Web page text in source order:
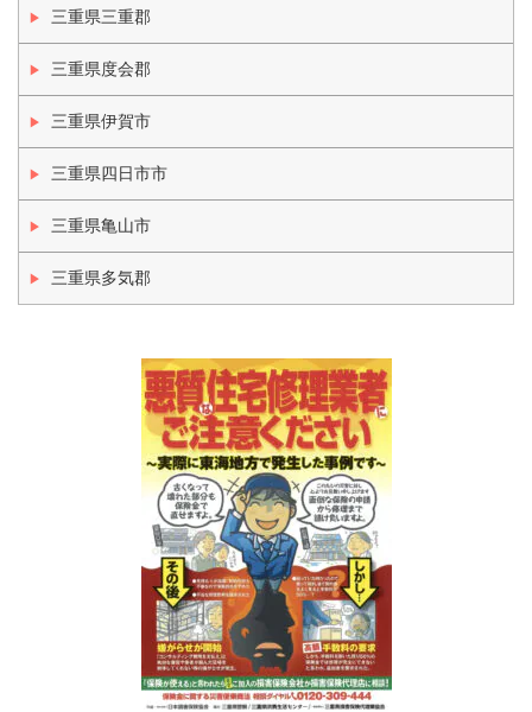
三重県三重郡
三重県度会郡
三重県伊賀市
三重県四日市市
三重県亀山市
三重県多気郡